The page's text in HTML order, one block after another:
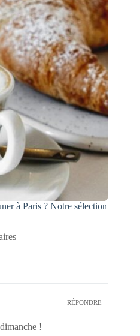
à Paris ? Notre sélection
RÉPONDRE
!